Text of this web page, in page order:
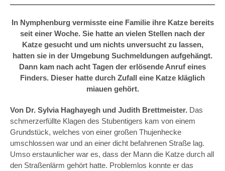
In Nymphenburg vermisste eine Familie ihre Katze bereits
seit einer Woche. Sie hatte an vielen Stellen nach der
Katze gesucht und um nichts unversucht zu lassen,
hatten sie in der Umgebung Suchmeldungen aufgehängt.
Dann kam nach acht Tagen der erlösende Anruf eines
Finders. Dieser hatte durch Zufall eine Katze kläglich
miauen gehört.
Von Dr. Sylvia Haghayegh und Judith Brettmeister. Das
schmerzerfüllte Klagen des Stubentigers kam von einem
Grundstück, welches von einer großen Thujenhecke
umschlossen war und an einer dicht befahrenen Straße lag.
Umso erstaunlicher war es, dass der Mann die Katze durch all
den Straßenlärm gehört hatte. Problemlos konnte er das